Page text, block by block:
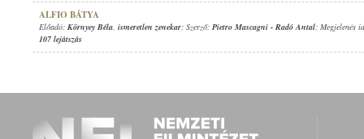
ALFIO BÁTYA
Előadó: Környey Béla, ismeretlen zenekar; Szerző: Pietro Mascagni - Radó Antal; Megjelenés
107 lejátszás